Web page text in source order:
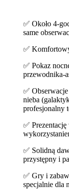
✅ Około 4-
same
✅
✅ Pokaz
przewodnika-
✅
nieba
profesjonalny
✅
✅ Solidną
przystępny i
✅ Gry i
specjalnie dla